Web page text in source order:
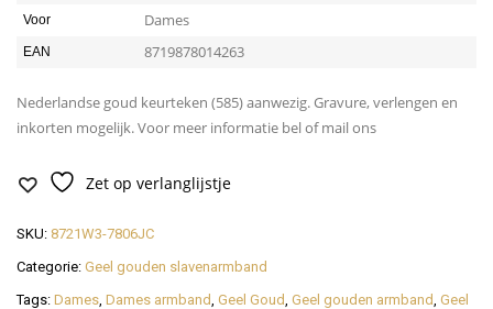
Voor Dames
EAN 8719878014263
Nederlandse goud keurteken (585) aanwezig. Gravure, verlengen en
inkorten mogelijk. Voor meer informatie bel of mail ons
Zet op verlanglijstje
SKU: 8721W3-7806JC
Categorie: Geel gouden slavenarmband
Tags: Dames Dames armband Geel Goud Geel gouden armband Geel